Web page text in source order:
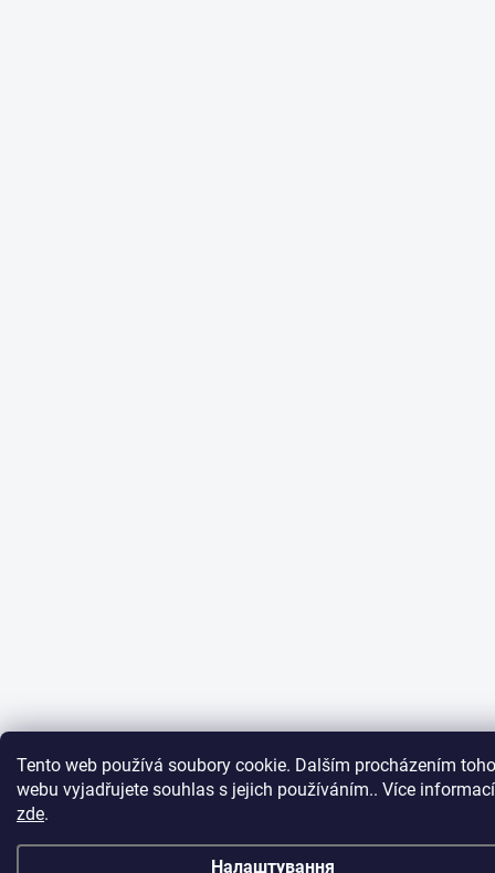
Tento web používá soubory cookie. Dalším procházením
webu vyjadřujete souhlas s jejich používáním.. Více informací
zde.
Налаштування